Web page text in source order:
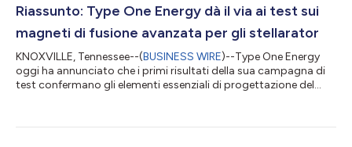
Riassunto: Type One Energy dà il via ai test sui
magneti di fusione avanzata per gli stellarator
KNOXVILLE, Tennessee--(BUSINESS WIRE)--Type One Energy
oggi ha annunciato che i primi risultati della sua campagna di
test confermano gli elementi essenziali di progettazione del
modulari HTS destinati all'utilizzo nelle macchine stellarator